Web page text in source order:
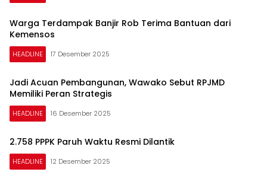
Warga Terdampak Banjir Rob Terima Bantuan dari
Kemensos
HEADLINE 17 Desember 2025
Jadi Acuan Pembangunan, Wawako Sebut RPJMD
Memiliki Peran Strategis
HEADLINE 16 Desember 2025
2.758 PPPK Paruh Waktu Resmi Dilantik
HEADLINE 12 Desember 2025